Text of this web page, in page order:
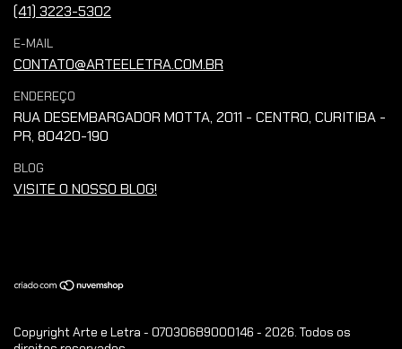
(41) 3223-5302
E-MAIL
CONTATO@ARTEELETRA.COM.BR
ENDEREÇO
RUA DESEMBARGADOR MOTTA, 2011 - CENTRO, CURITIBA -
PR, 80420-190
BLOG
VISITE O NOSSO BLOG!
Copyright Arte e Letra - 07030689000146 - 2026. Todos os